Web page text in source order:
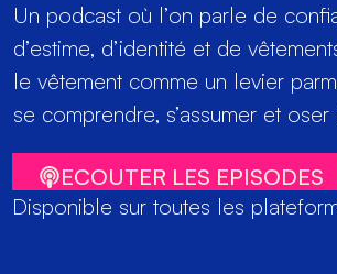
Un podcast où l’on parle de
d’estime, d’identité et de
le vêtement comme un levier
se comprendre, s’assumer et
ECOUTER LES EPISODES
Disponible sur toutes les